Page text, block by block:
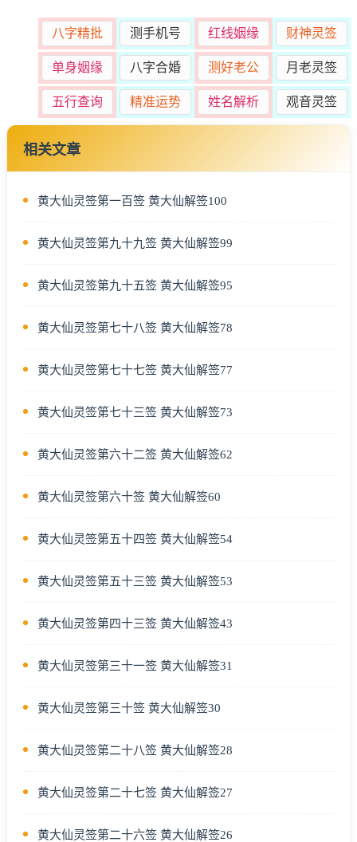
八字精批 测手机号 红线姻缘 财神灵签
单身姻缘 八字合婚 测好老公 月老灵签
五行查询 精准运势 姓名解析 观音灵签
相关文章
黄大仙灵签第一百签 黄大仙解签100
黄大仙灵签第九十九签 黄大仙解签99
黄大仙灵签第九十五签 黄大仙解签95
黄大仙灵签第七十八签 黄大仙解签78
黄大仙灵签第七十七签 黄大仙解签77
黄大仙灵签第七十三签 黄大仙解签73
黄大仙灵签第六十二签 黄大仙解签62
黄大仙灵签第六十签 黄大仙解签60
黄大仙灵签第五十四签 黄大仙解签54
黄大仙灵签第五十三签 黄大仙解签53
黄大仙灵签第四十三签 黄大仙解签43
黄大仙灵签第三十一签 黄大仙解签31
黄大仙灵签第三十签 黄大仙解签30
黄大仙灵签第二十八签 黄大仙解签28
黄大仙灵签第二十七签 黄大仙解签27
黄大仙灵签第二十六签 黄大仙解签26